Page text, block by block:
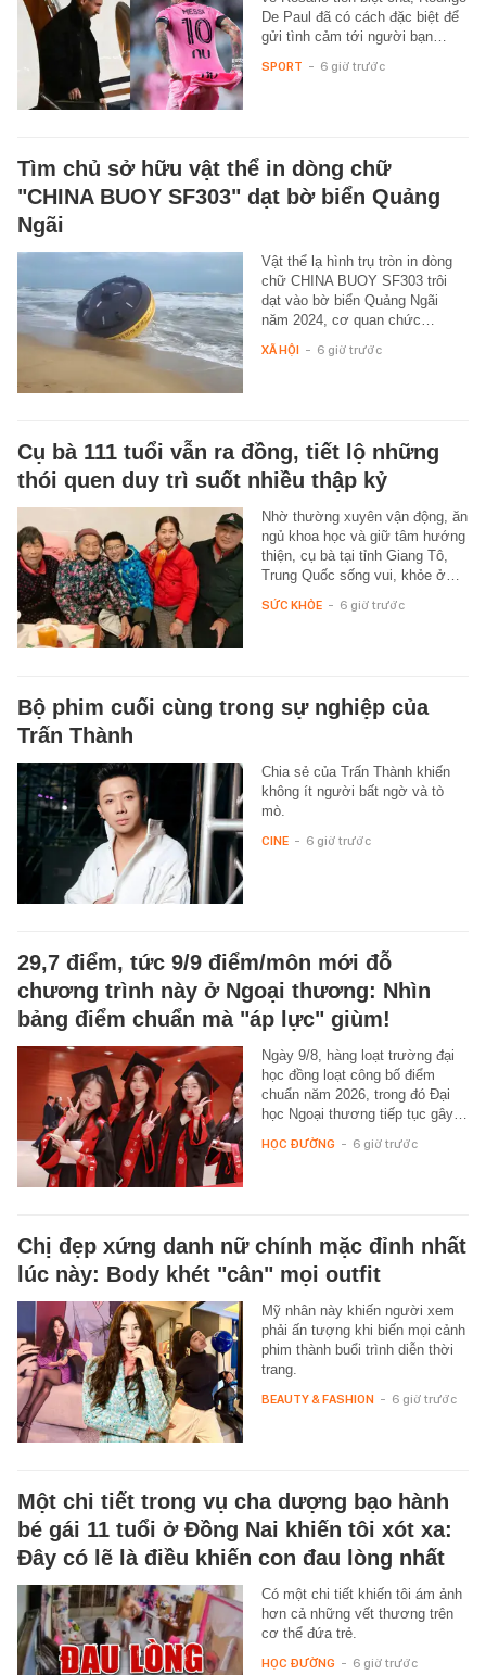
De Paul đã có cách đặc biệt để
gửi tình cảm tới người bạn…
SPORT - 6 giờ trước
Tìm chủ sở hữu vật thể in dòng chữ
"CHINA BUOY SF303" dạt bờ biển Quảng
Ngãi
Vật thể lạ hình trụ tròn in dòng
chữ CHINA BUOY SF303 trôi
dạt vào bờ biển Quảng Ngãi
năm 2024, cơ quan chức…
XÃ HỘI - 6 giờ trước
Cụ bà 111 tuổi vẫn ra đồng, tiết lộ những
thói quen duy trì suốt nhiều thập kỷ
Nhờ thường xuyên vận động, ăn
ngủ khoa học và giữ tâm hướng
thiện, cụ bà tại tỉnh Giang Tô,
Trung Quốc sống vui, khỏe ở…
SỨC KHỎE - 6 giờ trước
Bộ phim cuối cùng trong sự nghiệp của
Trấn Thành
Chia sẻ của Trấn Thành khiến
không ít người bất ngờ và tò
mò.
CINE - 6 giờ trước
29,7 điểm, tức 9/9 điểm/môn mới đỗ
chương trình này ở Ngoại thương: Nhìn
bảng điểm chuẩn mà "áp lực" giùm!
Ngày 9/8, hàng loạt trường đại
học đồng loạt công bố điểm
chuẩn năm 2026, trong đó Đại
học Ngoại thương tiếp tục gây…
HỌC ĐƯỜNG - 6 giờ trước
Chị đẹp xứng danh nữ chính mặc đỉnh nhất
lúc này: Body khét "cân" mọi outfit
Mỹ nhân này khiến người xem
phải ấn tượng khi biến mọi cảnh
phim thành buổi trình diễn thời
trang.
BEAUTY & FASHION - 6 giờ trước
Một chi tiết trong vụ cha dượng bạo hành
bé gái 11 tuổi ở Đồng Nai khiến tôi xót xa:
Đây có lẽ là điều khiến con đau lòng nhất
Có một chi tiết khiến tôi ám ảnh
hơn cả những vết thương trên
cơ thể đứa trẻ.
HỌC ĐƯỜNG - 6 giờ trước